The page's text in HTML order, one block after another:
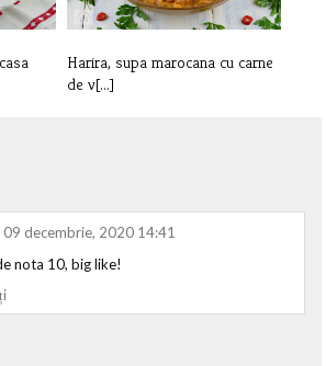
Harira, supa marocana cu carne
de v[...]
09 decembrie, 2020 14:41
nota 10, big like!